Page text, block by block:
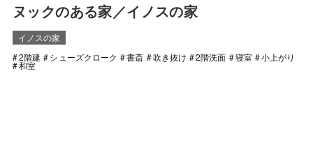
ヌックのある家／イノスの家
イノスの家
2階建
シューズクローク 書斎 吹き抜け 2階洗面 寝室 小上がり
和室